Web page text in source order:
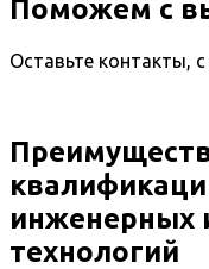
Поможем с
Оставьте контакты,
инженерных
технологий